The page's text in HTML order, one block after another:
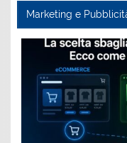
Marketing e